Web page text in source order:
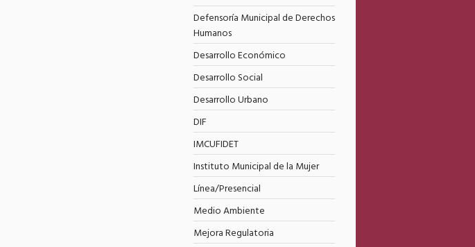
Defensoría Municipal de Derechos
Humanos
Desarrollo Económico
Desarrollo Social
Desarrollo Urbano
DIF
IMCUFIDET
Instituto Municipal de la Mujer
Línea/Presencial
Medio Ambiente
Mejora Regulatoria